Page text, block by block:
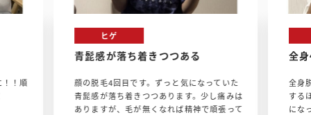
！順
ヒゲ
青髭感が落ち着きつつある
顔の脱毛4回目です。ずっと気になっていた
青髭感が落ち着きつつあります。少し痛みは
ありますが、毛が無くなれば精神で頑張って
全
全身
する
にな